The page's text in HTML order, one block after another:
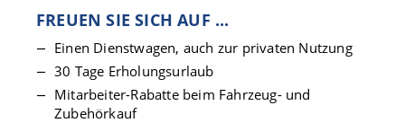
FREUEN SIE SICH AUF ...
Einen Dienstwagen, auch zur privaten Nutzung
30 Tage Erholungsurlaub
Mitarbeiter-Rabatte beim Fahrzeug- und
Zubehörkauf